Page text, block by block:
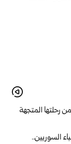
رحلتها المتجهة